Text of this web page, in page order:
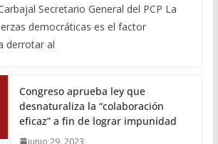
Secretario General del PCP La
democráticas es el factor
derrotar al
Congreso aprueba ley que
desnaturaliza la “colaboración
eficaz” a fin de lograr impunidad
junio 29, 2023